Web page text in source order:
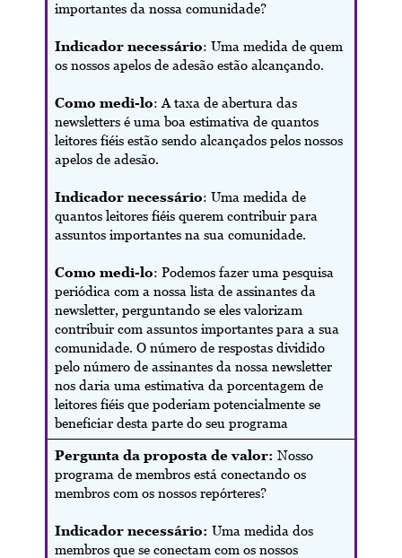
importantes da nossa comunidade?
Indicador necessário: Uma medida de quem
os nossos apelos de adesão estão alcançando.
Como medi-lo: A taxa de abertura das
newsletters é uma boa estimativa de quantos
leitores fiéis estão sendo alcançados pelos nossos
apelos de adesão.
Indicador necessário: Uma medida de
quantos leitores fiéis querem contribuir para
assuntos importantes na sua comunidade.
Como medi-lo: Podemos fazer uma pesquisa
periódica com a nossa lista de assinantes da
newsletter, perguntando se eles valorizam
contribuir com assuntos importantes para a sua
comunidade. O número de respostas dividido
pelo número de assinantes da nossa newsletter
nos daria uma estimativa da porcentagem de
leitores fiéis que poderiam potencialmente se
beneficiar desta parte do seu programa
Pergunta da proposta de valor: Nosso
programa de membros está conectando os
membros com os nossos repórteres?
Indicador necessário: Uma medida dos
membros que se conectam com os nossos